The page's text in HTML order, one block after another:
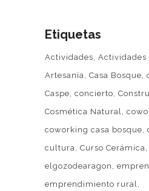
Etiquetas
Actividades Actividades
Artesanía Casa Bosque
Caspe concierto
Cosmética Natural
coworking casa bosque
cultura Curso Cerámica
elgozodearagon
emprendimiento rural